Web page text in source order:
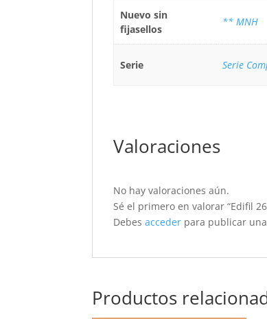
Nuevo sin
fijasellos
** MNH
Serie Serie
Valoraciones
No hay valoraciones aún.
Sé el primero en valorar “Edifil
Debesacceder para publicar
Productos